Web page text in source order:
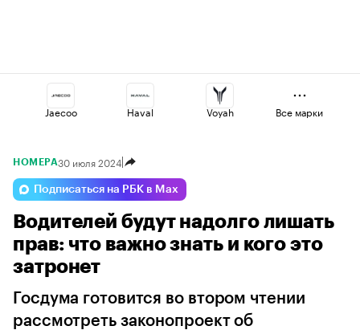
Jaecoo Haval Voyah
Lada Changan
Esteo Volga Omoda
Все марки
НОМЕРА30 июля 2024
Подписаться на РБК в Max
Водителей будут надолго лишать
прав: что важно знать и кого это
затронет
Госдума готовится во втором чтении
рассмотреть законопроект об